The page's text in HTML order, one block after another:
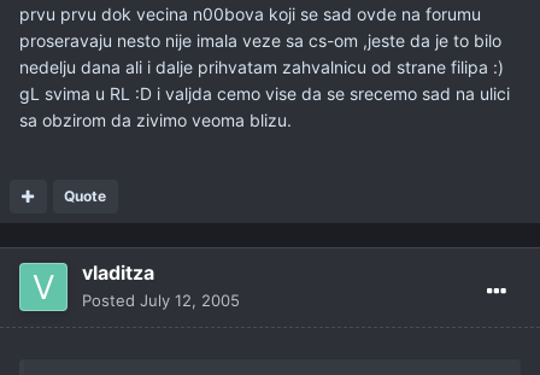
prvu prvu dok vecina n00bova koji se sad ovde na forumu
proseravaju nesto nije imala veze sa cs-om ,jeste da je to bilo
nedelju dana ali i dalje prihvatam zahvalnicu od strane filipa :)
gL svima u RL :D i valjda cemo vise da se srecemo sad na ulici
sa obzirom da zivimo veoma blizu.
Quote
vladitza
Posted July 12, 2005